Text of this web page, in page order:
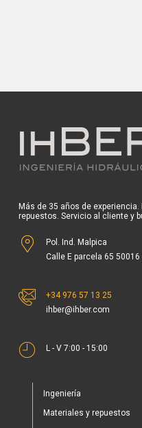
Más de 35 años de
repuestos. Servicio al cliente y
Pol. Ind. Malpica
Calle E parcela 65
+34 976 57 13 25
ihber@ihber.com
L - V 7:00 - 15:00
Ingeniería
Materiales y repuestos